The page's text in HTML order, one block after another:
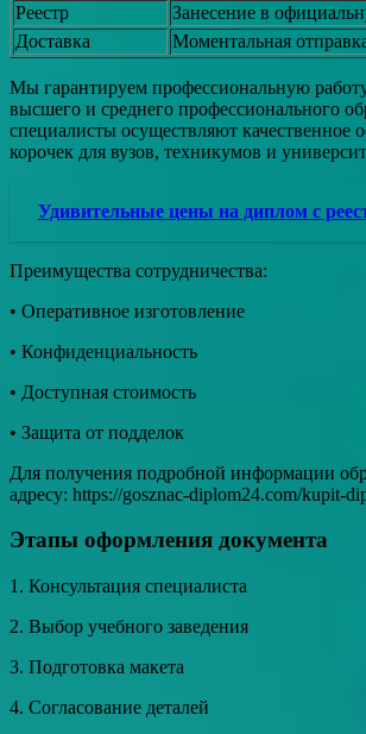
Реестр
Занесение в
Доставка
Моментальная
Мы гарантируем профессиональную
высшего и среднего профессионального
специалисты осуществляют качественное
корочек для вузов, техникумов и
Удивительные цены на диплом с
Преимущества сотрудничества:
• Оперативное изготовление
• Конфиденциальность
• Доступная стоимость
• Защита от подделок
Для получения подробной информации
адресу: https://gosznac-diplom24.com/kupit-
Этапы оформления документа
1. Консультация специалиста
2. Выбор учебного заведения
3. Подготовка макета
4. Согласование деталей